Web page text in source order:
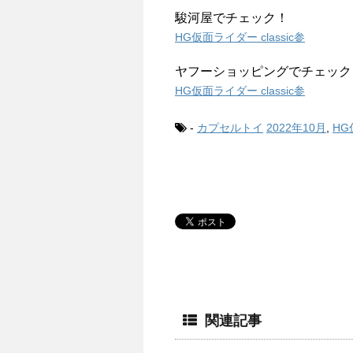
駿河屋でチェック！
HG仮面ライダー classic参
ヤフーショッピングでチェック
HG仮面ライダー classic参
- カプセルトイ 2022年10月 HG
関連記事